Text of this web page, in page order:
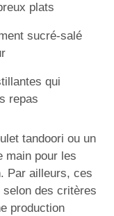
plats
sucré-salé
qui
repas
tandoori ou un
main pour les
Par ailleurs, ces
des critères
production